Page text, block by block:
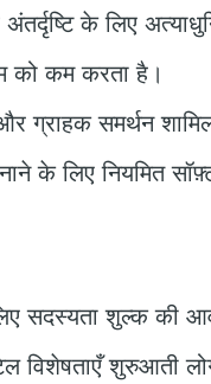
अंतर्दृष्टि के लिए
को कम करता है।
ग्राहक समर्थन
के लिए नियमित
सदस्यता शुल्क की
विशेषताएँ शुरुआती